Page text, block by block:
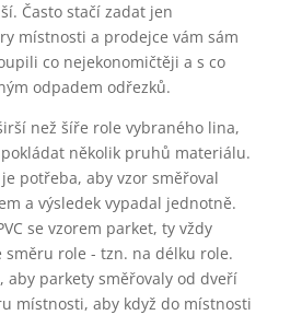
Často stačí zadat jen
místnosti a prodejce vám sám
co nejekonomičtěji a s co
odpadem odřezků.
než šíře role vybraného lina,
několik pruhů materiálu.
potřeba, aby vzor směřoval
a výsledek vypadal jednotně.
se vzorem parket, ty vždy
role - tzn. na délku role.
aby parkety směřovaly od dveří
místnosti, aby když do místnosti